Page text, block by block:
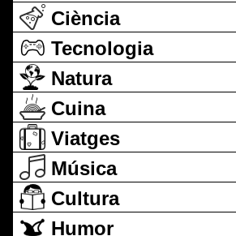
Ciència
Tecnologia
Natura
Cuina
Viatges
Música
Cultura
Humor